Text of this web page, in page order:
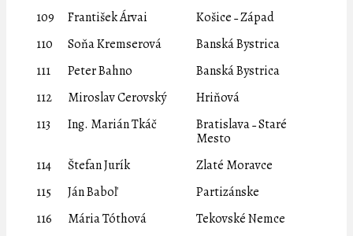
109
František Árvai
Košice ˗ Západ
110
Soňa Kremserová
Banská Bystrica
111
Peter Bahno
Banská Bystrica
112
Miroslav Cerovský
Hriňová
113
Ing. Marián Tkáč
Bratislava ˗ Staré
Mesto
114
Štefan Jurík
Zlaté Moravce
115
Ján Baboľ
Partizánske
116
Mária Tóthová
Tekovské Nemce